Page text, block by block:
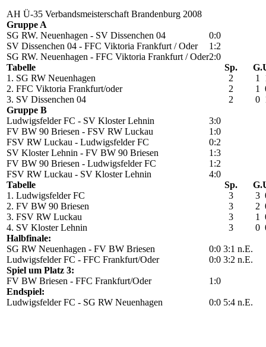
AH Ü-35 Verbandsmeisterschaft Brandenburg 2008
Gruppe A
SG RW. Neuenhagen - SV Dissenchen 04
0:0
SV Dissenchen 04 - FFC Viktoria Frankfurt / Oder
1:2
SG RW. Neuenhagen - FFC Viktoria Frankfurt / Oder2:0
Tabelle
Sp. G.
1. SG RW Neuenhagen
2 1
2. FFC Viktoria Frankfurt/oder
2 1
3. SV Dissenchen 04
2 0
Gruppe B
Ludwigsfelder FC - SV Kloster Lehnin
3:0
FV BW 90 Briesen - FSV RW Luckau
1:0
FSV RW Luckau - Ludwigsfelder FC
0:2
SV Kloster Lehnin - FV BW 90 Briesen
1:3
FV BW 90 Briesen - Ludwigsfelder FC
1:2
FSV RW Luckau - SV Kloster Lehnin
4:0
Tabelle
Sp. G.
1. Ludwigsfelder FC
3 3
2. FV BW 90 Briesen
3 2
3. FSV RW Luckau
3 1
4. SV Kloster Lehnin
3 0
Halbfinale:
SG RW Neuenhagen - FV BW Briesen
0:0 3:1 n.E.
Ludwigsfelder FC - FFC Frankfurt/Oder
0:0 3:2 n.E.
Spiel um Platz 3:
FV BW Briesen - FFC Frankfurt/Oder
1:0
Endspiel:
Ludwigsfelder FC - SG RW Neuenhagen
0:0 5:4 n.E.